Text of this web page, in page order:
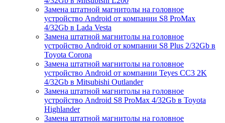
Замена штатной магнитолы на головное
устройство Android от компании S8 ProMax
4/32Gb в Lada Vesta
Замена штатной магнитолы на головное
устройство Android от компании S8 Plus 2/32Gb в
Toyota Corona
Замена штатной магнитолы на головное
устройство Android от компании Teyes CC3 2K
4/32Gb в Mitsubishi Outlander
Замена штатной магнитолы на головное
устройство Android S8 ProMax 4/32Gb в Toyota
Highlander
Замена штатной магнитолы на головное